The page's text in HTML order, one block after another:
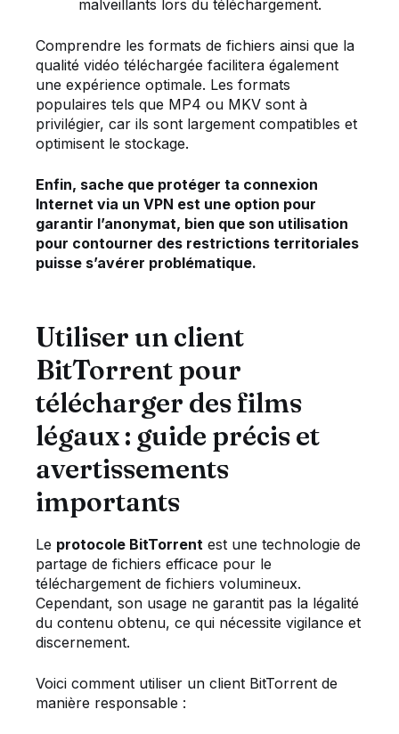
malveillants lors du téléchargement.
Comprendre les formats de fichiers ainsi que la
qualité vidéo téléchargée facilitera également
une expérience optimale. Les formats
populaires tels que MP4 ou MKV sont à
privilégier, car ils sont largement compatibles et
optimisent le stockage.
Enfin, sache que protéger ta connexion
Internet via un VPN est une option pour
garantir l’anonymat, bien que son utilisation
pour contourner des restrictions territoriales
puisse s’avérer problématique.
Utiliser un client
BitTorrent pour
télécharger des films
légaux : guide précis et
avertissements
importants
Le protocole BitTorrent est une technologie de
partage de fichiers efficace pour le
téléchargement de fichiers volumineux.
Cependant, son usage ne garantit pas la légalité
du contenu obtenu, ce qui nécessite vigilance et
discernement.
Voici comment utiliser un client BitTorrent de
manière responsable :